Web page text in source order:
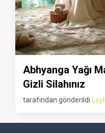
Abhyanga Yağı
Gizli Silahınız
tarafından gönderildi